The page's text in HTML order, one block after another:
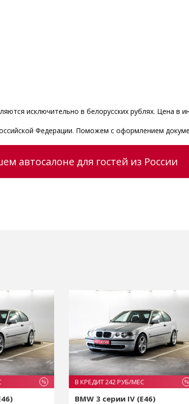
исключительно в белорусских рублях. Цена в
Федерации. Поможем с оформлением
автосалоне для гостей из России
% В КРЕДИТ 242 РУБ/МЕС %
BMW 3 серии IV (E46)